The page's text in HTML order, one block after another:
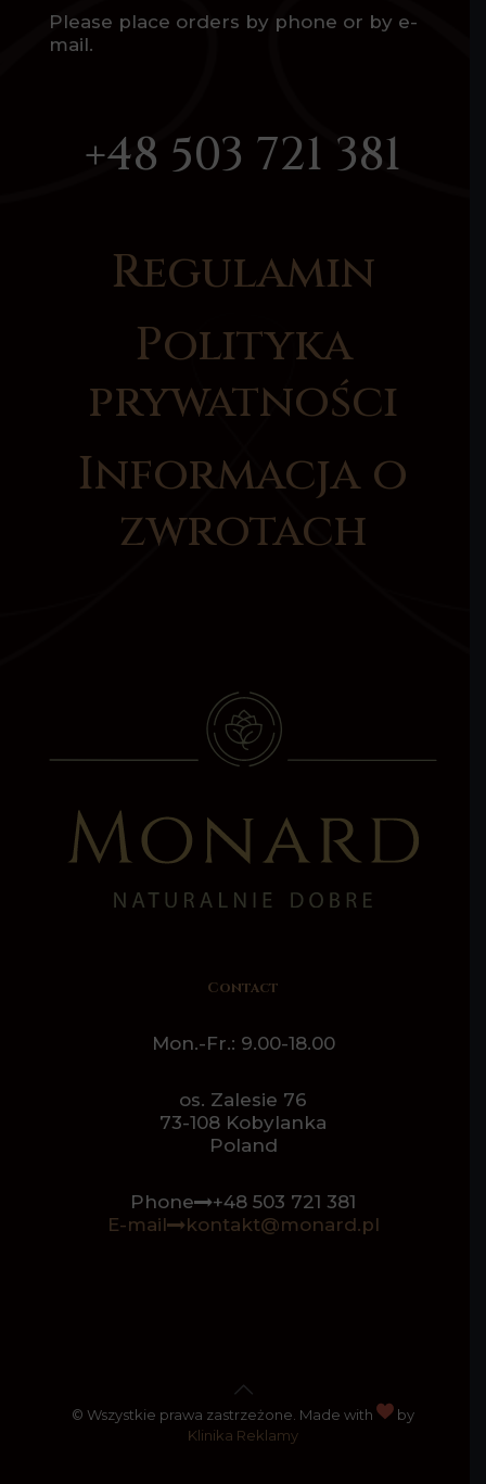
Please place orders by phone or by e-
mail.
+48 503 721 381
Regulamin
Polityka
prywatności
Informacja o
zwrotach
Contact
Mon.-Fr.: 9.00-18.00
os. Zalesie 76
73-108 Kobylanka
Poland
Phone
+48 503 721 381
E-mail
kontakt@monard.pl
© Wszystkie prawa zastrzeżone. Made with
by
Klinika Reklamy